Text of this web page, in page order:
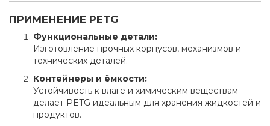
ПРИМЕНЕНИЕ PETG
Функциональные детали:
Изготовление прочных корпусов, механизмов и
технических деталей.
Контейнеры и ёмкости:
Устойчивость к влаге и химическим веществам
делает PETG идеальным для хранения жидкостей и
продуктов.